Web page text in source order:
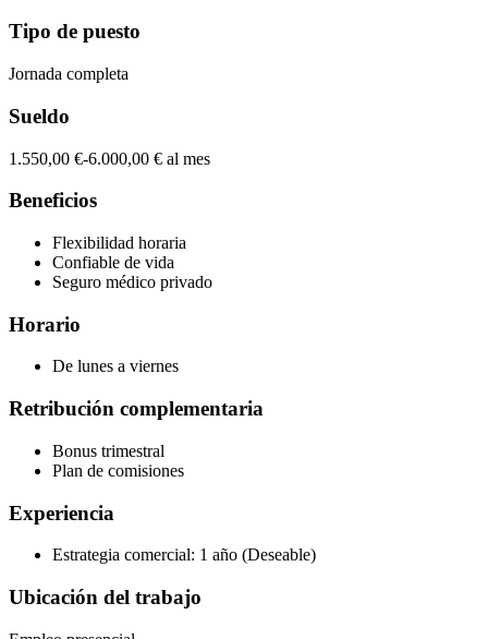
Tipo de puesto
Jornada completa
Sueldo
1.550,00 €-6.000,00 € al mes
Beneficios
Flexibilidad horaria
Confiable de vida
Seguro médico privado
Horario
De lunes a viernes
Retribución complementaria
Bonus trimestral
Plan de comisiones
Experiencia
Estrategia comercial: 1 año (Deseable)
Ubicación del trabajo